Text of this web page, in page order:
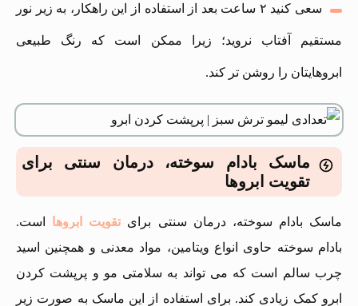
سعی کنید ۲ ساعت بعد از استفاده از این راهکار، به زیر نور
مستقیم آفتاب نروید؛ زیرا ممکن است که رنگ طبیعی
ابروهایتان را روشن‌ تر کند.
ماسک بادام سوخته، درمان سنتی برای
تقویت ابروها
ماسک بادام سوخته، درمان سنتی برای تقویت ابروها است.
بادام سوخته حاوی انواع ویتامین، مواد معدنی و همچنین اسید
چرب سالم است که می تواند به سلامتی مو و پرپشت کردن
ابرو کمک زیادی کند. برای استفاده از این ماسک به صورت زیر